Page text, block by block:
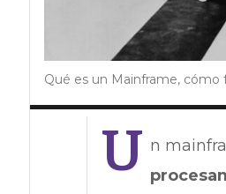
Qué es un Mainframe, cómo
U n